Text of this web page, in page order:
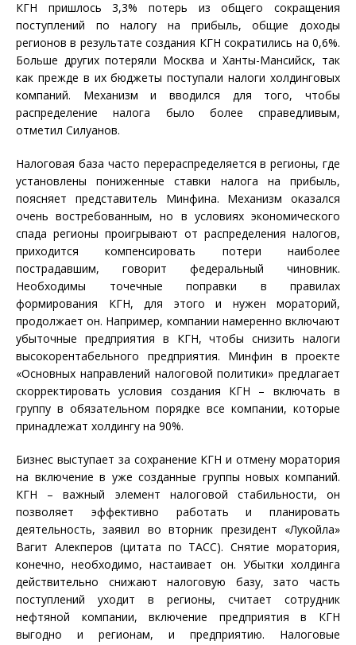
КГН пришлось 3,3% потерь из общего сокращения
поступлений по налогу на прибыль, общие доходы
регионов в результате создания КГН сократились на 0,6%.
Больше других потеряли Москва и Ханты-Мансийск, так
как прежде в их бюджеты поступали налоги холдинговых
компаний. Механизм и вводился для того, чтобы
распределение налога было более справедливым,
отметил Силуанов.
Налоговая база часто перераспределяется в регионы, где
установлены пониженные ставки налога на прибыль,
поясняет представитель Минфина. Механизм оказался
очень востребованным, но в условиях экономического
спада регионы проигрывают от распределения налогов,
приходится компенсировать потери наиболее
пострадавшим, говорит федеральный чиновник.
Необходимы точечные поправки в правилах
формирования КГН, для этого и нужен мораторий,
продолжает он. Например, компании намеренно включают
убыточные предприятия в КГН, чтобы снизить налоги
высокорентабельного предприятия. Минфин в проекте
«Основных направлений налоговой политики» предлагает
скорректировать условия создания КГН – включать в
группу в обязательном порядке все компании, которые
принадлежат холдингу на 90%.
Бизнес выступает за сохранение КГН и отмену моратория
на включение в уже созданные группы новых компаний.
КГН – важный элемент налоговой стабильности, он
позволяет эффективно работать и планировать
деятельность, заявил во вторник президент «Лукойла»
Вагит Алекперов (цитата по ТАСС). Снятие моратория,
конечно, необходимо, настаивает он. Убытки холдинга
действительно снижают налоговую базу, зато часть
поступлений уходит в регионы, считает сотрудник
нефтяной компании, включение предприятия в КГН
выгодно и регионам, и предприятию. Налоговые